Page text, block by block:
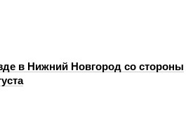
в Нижний Новгород со стороны